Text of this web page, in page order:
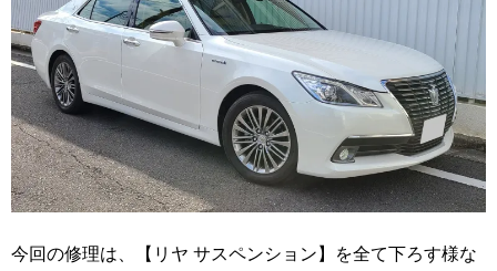
今回の修理は、【リヤ サスペンション】を全て下ろす様な